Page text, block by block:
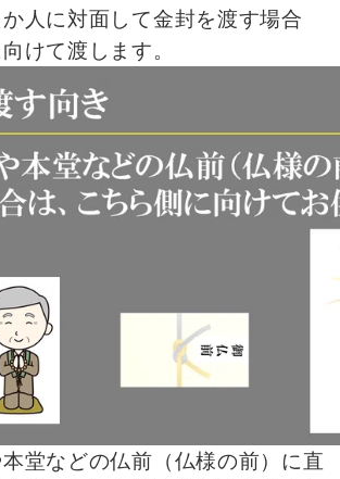
人に対面して金封を渡す場合
けて渡します。
堂などの仏前（仏様の前）に直